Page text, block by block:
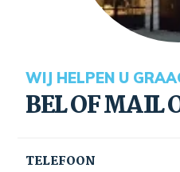
WIJ HELPEN U
BEL OF MAIL
TELEFOON